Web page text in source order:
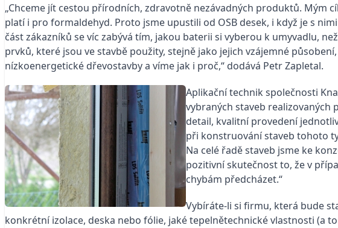
„Chceme jít cestou přírodních, zdravotně nezávadných produktů. Mým
platí i pro formaldehyd. Proto jsme upustili od OSB desek, i když je s
část zákazníků se víc zabývá tím, jakou baterii si vyberou k umyvadlu,
prvků, které jsou ve stavbě použity, stejně jako jejich vzájemné
nízkoenergetické dřevostavby a víme jak i proč,“ dodává Petr Zapletal.
Aplikační technik společnosti
vybraných staveb realizovaných
detail, kvalitní provedení
při konstruování staveb tohoto
Na celé řadě staveb jsme ke
pozitivní skutečnost to, že v
chybám předcházet.“
Vybíráte-li si firmu, která bude
konkrétní izolace, deska nebo fólie, jaké tepelnětechnické vlastnosti (a